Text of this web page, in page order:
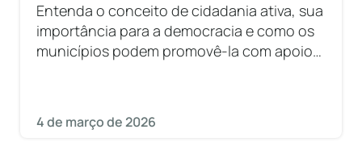
Entenda o conceito de cidadania ativa, sua
importância para a democracia e como os
municípios podem promovê-la com apoio
4 de março de 2026